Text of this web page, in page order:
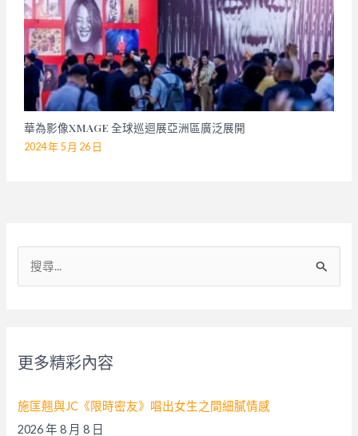
華為影像XMAGE 全球巡迴展亞洲區廣泛展開
2024 年 5 月 26 日
:
更多精彩內容
施匡翹與JC《限時密友》唱出女生之間細膩情感
2026 年 8 月 8 日